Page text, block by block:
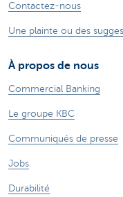
Contactez-nous
Une plainte ou des
À propos de nous
Commercial Banking
Le groupe KBC
Communiqués de presse
Jobs
Durabilité